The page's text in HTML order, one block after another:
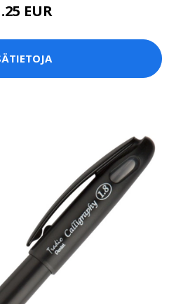
EUR